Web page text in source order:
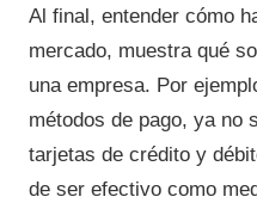
Al final, entender cómo
mercado, muestra qué
una empresa. Por
métodos de pago, ya no
tarjetas de crédito y
de ser efectivo como